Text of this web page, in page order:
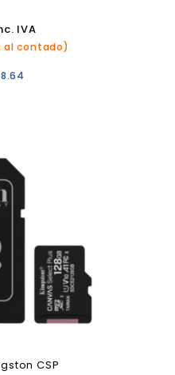
IVA
al contado)
8.64
CSP